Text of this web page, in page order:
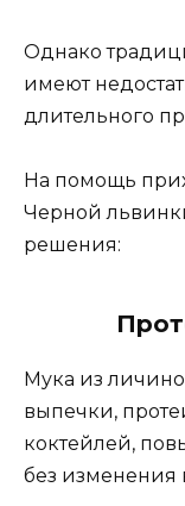
Однако
имеют
длительного
На помощь
Черной
решения:
Мука из
выпечки,
коктейлей,
без изменения